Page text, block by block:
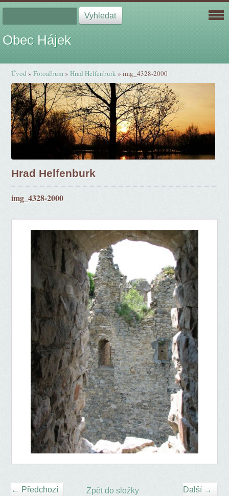
Obec Hájek
Úvod »Fotoalbum»Hrad Helfenburk»img_4328-2000
Hrad Helfenburk
img_4328-2000
← Předchozí Další →
Zpět do složky